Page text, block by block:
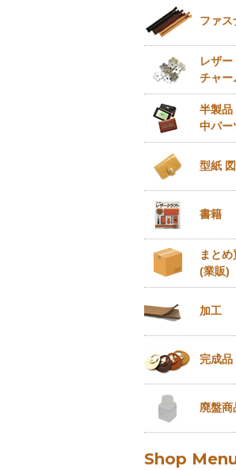
ファス
レザー
チャー
半製品
中パー
型紙
書籍
まと
(業販)
加工
完成品
廃盤商
Shop